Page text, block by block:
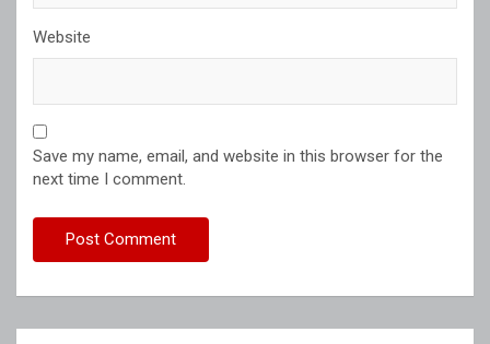
Website
Save my name, email, and website in this browser for the
next time I comment.